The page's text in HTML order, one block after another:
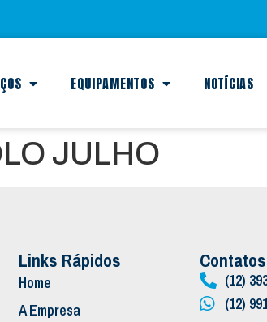
EQUIPAMENTOS NOTÍCIAS
JULHO
Links Rápidos
Home
A Empresa
Contatos
(12)
(12)